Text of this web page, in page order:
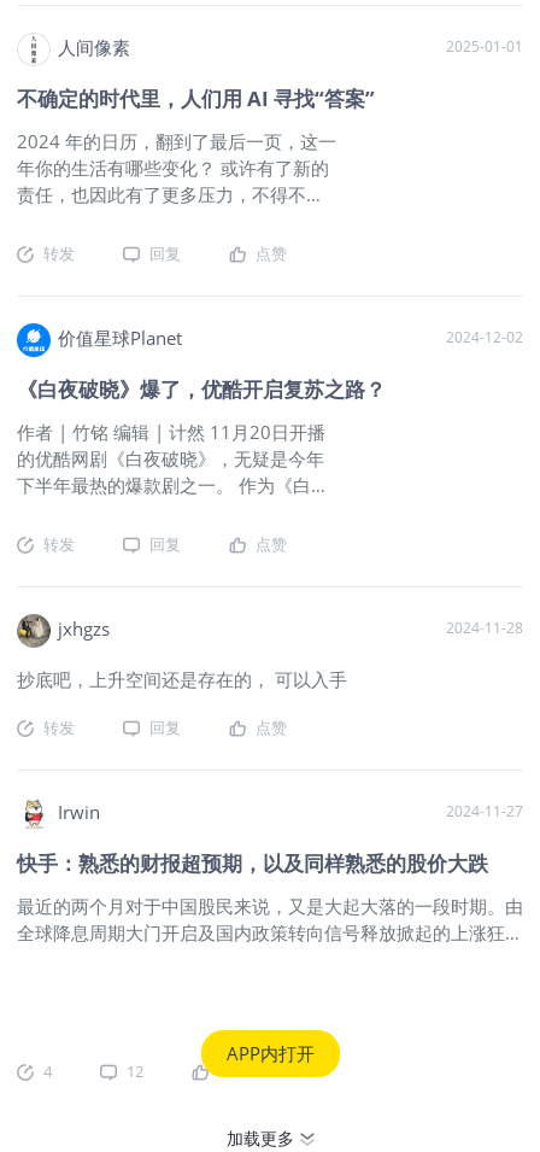
泛货架场域GMV占比达30%短视频电商
增长至1.43亿电商月均动销商家数同比
增长超25%海外业务方面Kwai深度扎根
巴西市场第四季度DAU同比增长9.3%除
了构建丰富多元的内容生态快手海外整
体收入也保持高速增长第四季度海外收
上线下的普惠数字社区第四季度，本地
共带动4320万个就业机会，催生174个
元，同比大幅缩窄75.9%。快手应用平均日活跃用户：4.075
亿，同比增长5.4%。快手应用平均月活跃用户：7.141亿，同比
增长4.3%。电商GMV：3,342亿元，同比增长15.1%APP显示市
盈率TTM为11.23倍，去掉现金部分，市盈率落到个位数水平。
作为一个大型的平台经济来讲，这个市盈率已经非常有吸引力
了。快手当前的局限性：国内增长触及天花板，海外没有看到有
明显增长潜力的业务。主要的问题有以下几个：盈利模式依赖广
直播打赏等领域也有所拓展，但相较于抖音，快手在这些增值服
行业中占据重要地位，但与抖音相比，其用户粘性和活跃度仍然
音相比，虽然拥有一定的差异化（如更加重视社区感和本地化内
容），但在核心竞争力上仍面临很大的挑战。电商化道路的挑
战：快手在推进电商化方面取得了一定的进展，尤其是在直播带
货方面，但与抖音的竞争相比，快手的电商生态还不够完善。国
际化扩展的难度：快手在国内市场的成功是有目共睹的，但它在
手的国际化步伐较慢，且在不同国家
人间像素 2025-01-01
不确定的时代里，人们用 AI 寻找“答案”
2024 年的日历，翻到了最后一页，这一
年你的生活有哪些变化？ 或许有了新的
责任，也因此有了更多压力，不得不在
性，把城市看做游乐场，在万事万物
点，在风雪里向前，边走边寻找答案。
“答案”，这大概是当下我们最为急需，却
也是最难找到的事物。 当“不确定”成为
时代的主流，我们面临的问题越来越
多，身边可以解惑的人却越来越少。这
一年，我们越来越多向人工智能发问，
试图更理解世界，也更理解自己。 12 月
——“答案”。过去的一年里，在文小言
是“是什么”“怎么”和“为什么”？ 你是否也
曾经想让文小言给你某个答案，是否也
曾好奇某个第一次听说的事情，究竟“是
总会和 AI 交流，获得一些婴儿成长的答
题，他希望 AI 能立刻出答案，不让自己
在琐碎的信息里浪费时间； 还有人仍在
关注远方的哭声，他不理解世界为什么
的并不是为了获得知识和信息，而是为
了增加一些关于未来的确定感。 在 AI 对
社会，前辈和同侪，也都可以成为我们
的镜子。他们的经验当然不足以让我
转发 回复 点赞
价值星球Planet 2024-12-02
《白夜破晓》爆了，优酷开启复苏之路？
作者 | 竹铭 编辑 | 计然 11月20日开播
的优酷网剧《白夜破晓》，无疑是今年
下半年最热的爆款剧之一。 作为《白夜
人气。灯塔专业版数据显示，《白夜破
播放平台实时热度排行榜第一。 《白夜
破晓》开播后第四天，优酷就发出了“热
度破万”的庆祝海报——这是今年优酷第
十部热度破万的剧集。目前，《白夜破
晓》仍处在优酷电视剧热度榜第一位
宣布成功招商了30个品牌，刷新了优酷
2024年播前招商和单集广告时长的历史
纪录。而此后，观众几乎在每集都能看
收”的爱奇艺，这次要走向复苏之路了
吗？ 剧情延续，人性刻画更深 整体上
的“那个味儿”，《白夜破晓》不仅重聚了
原班人马，甚至找回了七年前的演员服
转发 回复 点赞
jxhgzs 2024-11-28
抄底吧，上升空间还是存在的， 可以入手
转发 回复 点赞
Irwin 2024-11-27
快手：熟悉的财报超预期，以及同样熟悉的股价大跌
最近的两个月对于中国股民来说，又是大起大落的一段时期。由
全球降息周期大门开启及国内政策转向信号释放掀起的上涨狂潮
下——决定就是你了，皮卡…哦不，快手！ 之所以说快手的Q3
财报有亮点，因为它是为数不多营收和利润都超预期的公司。但
价大跌 营收和净利润 快手2024年Q3季度营收311.3亿（人民
4 12 11
加载更多
APP内打开